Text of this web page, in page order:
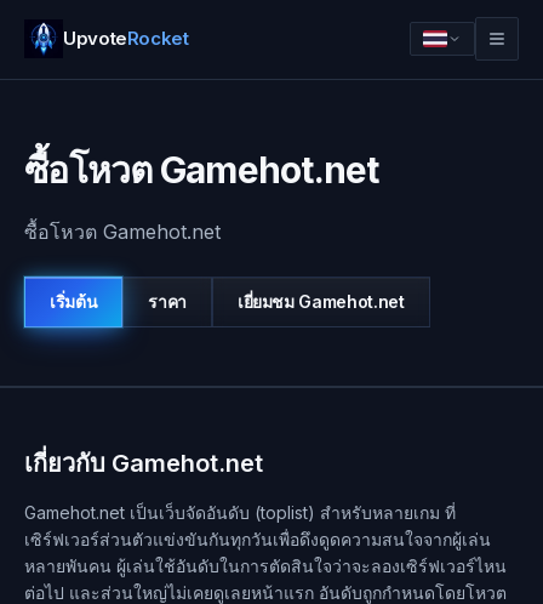
UpvoteRocket
ซื้อโหวต Gamehot.net
ซื้อโหวต Gamehot.net
เริ่มต้น ราคา เยี่ยมชม Gamehot.net
เกี่ยวกับ Gamehot.net
Gamehot.net เป็นเว็บจัดอันดับ (toplist) สำหรับหลายเกม ที่
เซิร์ฟเวอร์ส่วนตัวแข่งขันกันทุกวันเพื่อดึงดูดความสนใจจากผู้เล่น
หลายพันคน ผู้เล่นใช้อันดับในการตัดสินใจว่าจะลองเซิร์ฟเวอร์ไหน
ต่อไป และส่วนใหญ่ไม่เคยดูเลยหน้าแรก อันดับถูกกำหนดโดยโหวต